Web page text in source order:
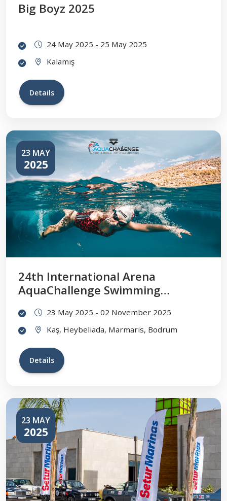
Big Boyz 2025
24 May 2025 - 25 May 2025
Kalamış
Details
23 MAY
2025
24th International Arena
AquaChallenge Swimming
23 May 2025 - 02 November 2025
Kaş, Heybeliada, Marmaris, Bodrum
Details
23 MAY
2025